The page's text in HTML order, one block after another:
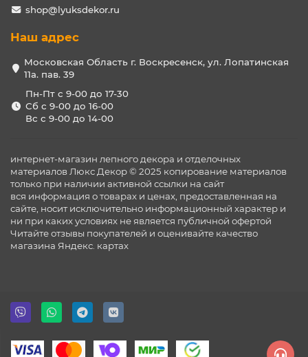
shop@lyuksdekor.ru
Наш адрес
Московская Область г. Воскресенск, ул. Лопатинская
11а. пав. 39
Пн-Пт с 9-00 до 17-30
Сб с 9-00 до 16-00
Вс с 9-00 до 14-00
интернет-магазин лепного декора и отделочных
материалов Люкс Декор © 2025 копирование материалов
только при наличии активной ссылки на сайт
вся информация о товарах и ценах, предоставленная на
сайте, носит исключительно информационный характер и
ни при каких условиях не является публичной офертой
Читайте отзывы покупателей и оценивайте качество
магазина Яндекс. картах